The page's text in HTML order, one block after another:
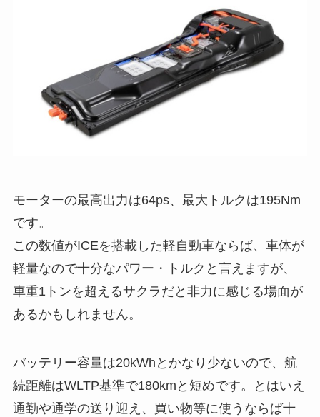
モーターの最高出力は64ps、最大トルクは195Nm
です。
この数値がICEを搭載した軽自動車ならば、車体が
軽量なので十分なパワー・トルクと言えますが、
車重1トンを超えるサクラだと非力に感じる場面が
あるかもしれません。
バッテリー容量は20kWhとかなり少ないので、航
続距離はWLTP基準で180kmと短めです。とはいえ
通勤や通学の送り迎え、買い物等に使うならば十